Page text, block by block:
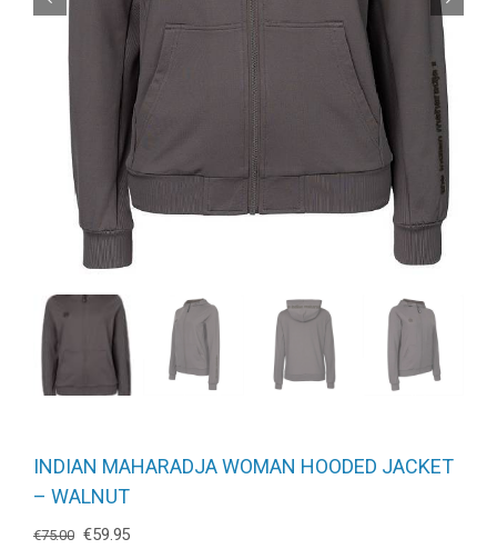
INDIAN MAHARADJA WOMAN HOODED JACKET
– WALNUT
€75.00 Oorspronkelijke
€59.95Huidige